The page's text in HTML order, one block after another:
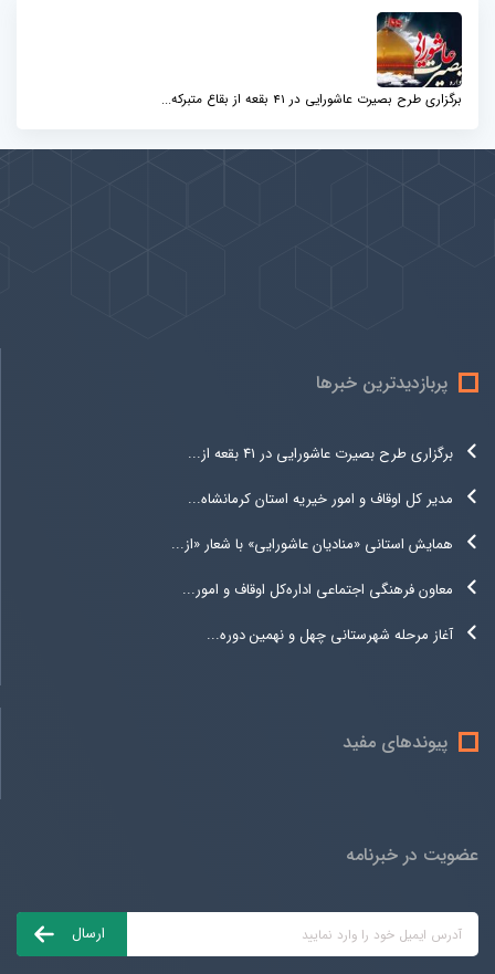
برگزاری طرح بصیرت عاشورایی در 41 بقعه از بقاع متبرکه...
پربازدیدترین خبرها
برگزاری طرح بصیرت عاشورایی در 41 بقعه از...
مدیر کل اوقاف و امور خیریه استان کرمانشاه...
همایش استانی «منادیان عاشورایی» با شعار «از...
معاون فرهنگی اجتماعی اداره‌کل اوقاف و امور...
آغاز مرحله شهرستانی چهل و نهمین دوره...
پیوندهای مفید
عضویت در خبرنامه